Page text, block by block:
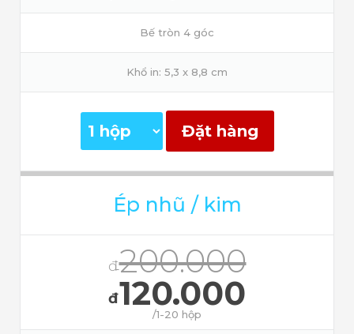
Bế tròn 4 góc
Khổ in: 5,3 x 8,8 cm
Đặt hàng
Ép nhũ / kim
đ200.000
đ120.000
/1-20 hộp